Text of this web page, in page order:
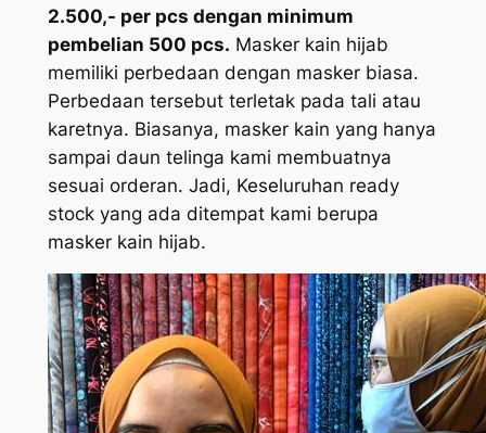
2.500,- per pcs dengan minimum
pembelian 500 pcs. Masker kain hijab
memiliki perbedaan dengan masker biasa.
Perbedaan tersebut terletak pada tali atau
karetnya. Biasanya, masker kain yang hanya
sampai daun telinga kami membuatnya
sesuai orderan. Jadi, Keseluruhan ready
stock yang ada ditempat kami berupa
masker kain hijab.